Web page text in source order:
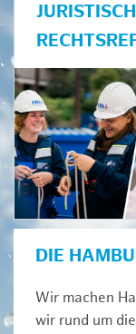
DIE
Wir machen
wir rund um